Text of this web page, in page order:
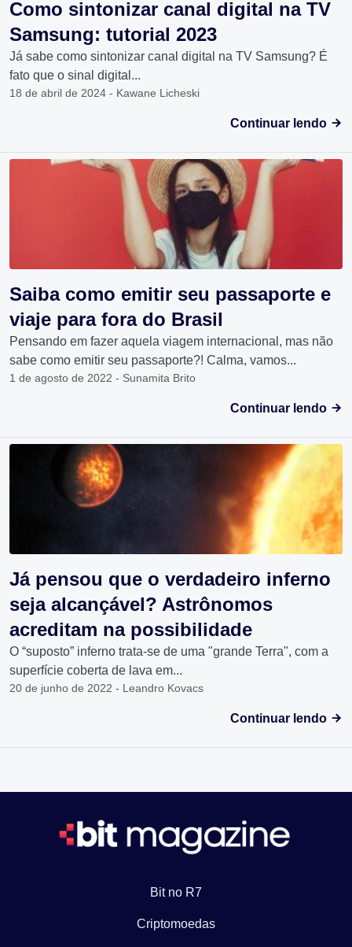
Como sintonizar canal digital na TV
Samsung: tutorial 2023
Já sabe como sintonizar canal digital na TV Samsung? É
fato que o sinal digital...
18 de abril de 2024 - Kawane Licheski
Continuar lendo
Saiba como emitir seu passaporte e
viaje para fora do Brasil
Pensando em fazer aquela viagem internacional, mas não
sabe como emitir seu passaporte?! Calma, vamos...
1 de agosto de 2022 - Sunamita Brito
Continuar lendo
Já pensou que o verdadeiro inferno
seja alcançável? Astrônomos
acreditam na possibilidade
O “suposto” inferno trata-se de uma "grande Terra", com a
superfície coberta de lava em...
20 de junho de 2022 - Leandro Kovacs
Continuar lendo
Bit no R7
Criptomoedas